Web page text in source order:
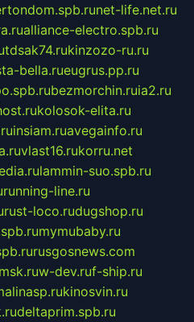
net-life.net.ru
alliance-electro.spb.ru
tdsak74.rukinzozo-ru.ru
bella.rueugrus.pp.ru
bezmorchin.ruia2.ru
kolosok-elita.ru
insiam.ruavegainfo.ru
vlast16.rukorru.net
lammin-suo.spb.ru
running-line.ru
rust-loco.rudugshop.ru
mymubaby.ru
rusgosnews.com
w-dev.ruf-ship.ru
kinosvin.ru
deltaprim.spb.ru